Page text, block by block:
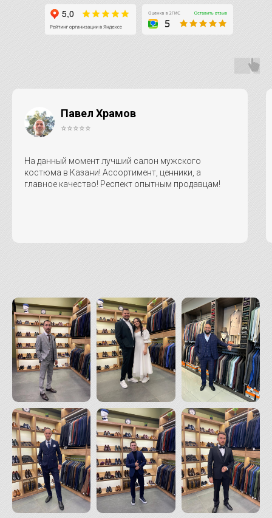
Павел Храмов
⭐⭐⭐⭐⭐
На данный момент лучший салон мужского
костюма в Казани! Ассортимент, ценники, а
главное качество! Респект опытным продавцам!